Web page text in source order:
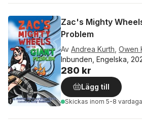
Zac's Mighty
Problem
Av Andrea Kurth Owen
Inbunden, Engelska,
280 kr
Lägg till
Skickas inom 5-8